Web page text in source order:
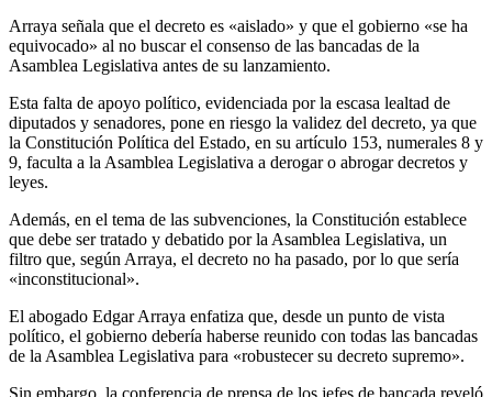
Arraya señala que el decreto es «aislado» y que el gobierno «se ha
equivocado» al no buscar el consenso de las bancadas de la
Asamblea Legislativa antes de su lanzamiento.
Esta falta de apoyo político, evidenciada por la escasa lealtad de
diputados y senadores, pone en riesgo la validez del decreto, ya que
la Constitución Política del Estado, en su artículo 153, numerales 8 y
9, faculta a la Asamblea Legislativa a derogar o abrogar decretos y
leyes.
Además, en el tema de las subvenciones, la Constitución establece
que debe ser tratado y debatido por la Asamblea Legislativa, un
filtro que, según Arraya, el decreto no ha pasado, por lo que sería
«inconstitucional».
El abogado Edgar Arraya enfatiza que, desde un punto de vista
político, el gobierno debería haberse reunido con todas las bancadas
de la Asamblea Legislativa para «robustecer su decreto supremo».